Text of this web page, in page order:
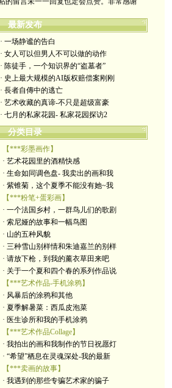
yimengling53@yahoo.com
有意收藏者请私信我，感谢一贯支持
政治转载不一定代表本人意见
艺术博客：https://yimengl.blog
目录中标注星号的为本人艺术原创
最新发布
· 一场静谧的告白
· 女人可以但男人不可以做的动作
· 陈徒手，一个知识界的“盗墓者”
· 史上最大规模的AI版权赔偿案刚刚
· 長者自傳中的逃亡
· 艺术收藏的真谛-不只是超级富豪
· 七月的私家花园- 私家花园探访2
分类目录
【***彩墨画作】
· 艺术花园里的酒精快感
· 生命如同调色盘- 我卖出的画和我
· 紫锥菊，这个夏季不能没有她~我
【***粉笔+蛋彩画】
· 一个法国乡村，一群鸟儿们的歌剧
· 索尼娅的故事和一幅鸟图
· 山的五种风貌
· 三种雪山别样情和朱迪嘉兰的别样
· 请放下枪，到我的薰衣草田来吧
· 关于一个夏和四个春的系列作品说
【***艺术作品-手机涂鸦】
· 风暴后的涂鸦和其他
· 夏季解暑菜：西瓜皮泡菜
· 医生诊所和我的手机涂鸦
【***艺术作品Collage】
· 我拍出的画和我制作的节日祝愿灯
· “希望”栖息在灵魂深处-我的最新
【***卖画的故事】
· 我遇到的那些专骗艺术家的骗子